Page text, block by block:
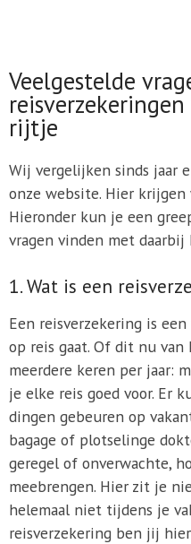
Veelgestelde
rijtje
Wij vergelijken sinds jaar
onze website. Hier krijgen
Hieronder kun je een
vragen vinden met
1. Wat is een
Een reisverzekering is
op reis gaat. Of dit nu
meerdere keren per jaar:
je elke reis goed voor. Er
dingen gebeuren op
bagage of plotselinge
geregel of onverwachte,
meebrengen. Hier zit je
helemaal niet tijdens je
reisverzekering ben jij